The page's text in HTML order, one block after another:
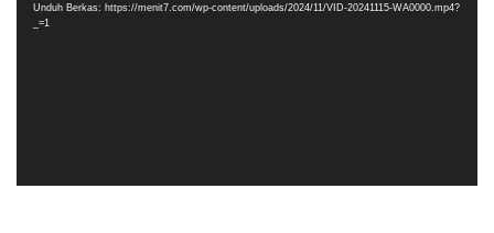
Unduh Berkas: https://menit7.com/wp-content/uploads/2024/11/VID-20241115-WA0000.mp4?
_=1